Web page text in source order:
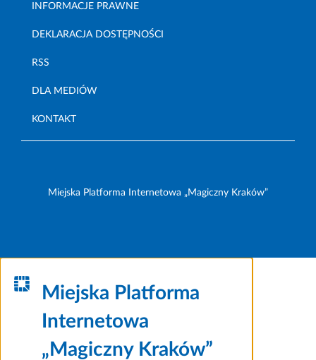
INFORMACJE PRAWNE
DEKLARACJA DOSTĘPNOŚCI
RSS
DLA MEDIÓW
KONTAKT
Miejska Platforma Internetowa „Magiczny Kraków”
Miejska Platforma
Internetowa
„Magiczny Kraków”